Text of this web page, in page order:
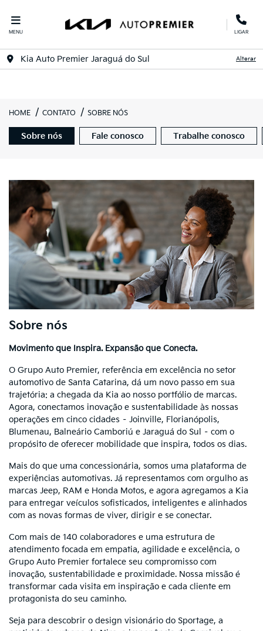
MENU LIGAR
Kia Auto Premier Jaraguá do Sul Alterar
HOME CONTATO SOBRE NÓS
Sobre nós Fale conosco Trabalhe conosco
Sobre nós
Movimento que Inspira. Expansão que Conecta.
O Grupo Auto Premier, referência em excelência no setor
automotivo de Santa Catarina, dá um novo passo em sua
trajetória: a chegada da Kia ao nosso portfólio de marcas.
Agora, conectamos inovação e sustentabilidade às nossas
operações em cinco cidades – Joinville, Florianópolis,
Blumenau, Balneário Camboriú e Jaraguá do Sul – com o
propósito de oferecer mobilidade que inspira, todos os dias.
Mais do que uma concessionária, somos uma plataforma de
experiências automotivas. Já representamos com orgulho as
marcas Jeep, RAM e Honda Motos, e agora agregamos a Kia
para entregar veículos sofisticados, inteligentes e alinhados
com as novas formas de viver, dirigir e se conectar.
Com mais de 140 colaboradores e uma estrutura de
atendimento focada em empatia, agilidade e excelência, o
Grupo Auto Premier fortalece seu compromisso com
inovação, sustentabilidade e proximidade. Nossa missão é
transformar cada visita em inspiração e cada cliente em
protagonista do seu caminho.
Seja para descobrir o design visionário do Sportage, a